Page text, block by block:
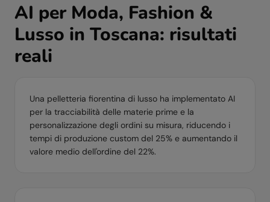
AI per Moda, Fashion &
Lusso in Toscana: risultati
reali
Una pelletteria fiorentina di lusso ha implementato AI
per la tracciabilità delle materie prime e la
personalizzazione degli ordini su misura, riducendo i
tempi di produzione custom del 25% e aumentando il
valore medio dell'ordine del 22%.